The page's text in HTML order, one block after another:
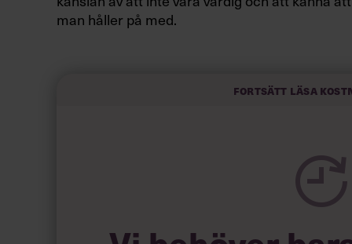
man håller på med.
de gör saker för första gången.
10 tecken på att
HÄR ÄR JULIE ZHUOS TVÅ BÄSTA TEKNIKER
Fortsätt läsa